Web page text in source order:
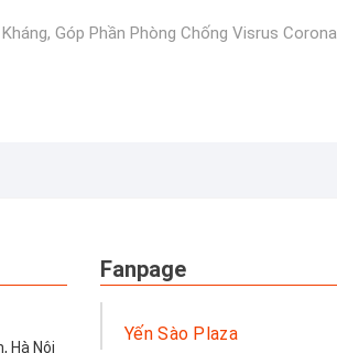
Góp Phần Phòng Chống Visrus Corona
Hà Nội
Fanpage
Yến Sào Plaza